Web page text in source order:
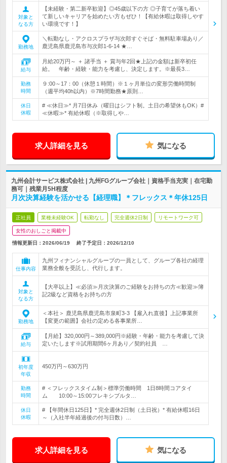
対象と
なる方
【未経験・第二新卒歓迎】◎45歳以下の方 ◎子育てが落ち着い
て新しいキャリアを始めたい方もぜひ！【有給休暇は取得しやす
い環境です！】
勤務地
＼転勤なし・アクロスプラザ与次郎すぐそば・無料駐車場あり／
鹿児島県鹿児島市与次郎1-6-14 ★…
給与
月給20万円～ ＋ 諸手当 ＋ 賞与年2回★上記の金額は新卒初任
給。 年齢・経験・能力を考慮し、決定します。※最長3…
勤務
時間
９:00～17：00（休憩１時間）※１ヶ月単位の変形労働時間制
（週平均40h以内）※7時間勤務★原則…
休日
休暇
# ≪休日≫* 月7日休み（曜日はシフト制。土日の希望休もOK）#
≪休暇≫* 有給休暇（※取得しや…
求人詳細を見る 気になる
九州会計サービス株式会社 | 九州FGグループ会社｜資格手当充実｜在宅勤
務可｜残業月5H程度
月次決算経験を活かせる【経理職】＊フレックス＊年休125日
正社員 業種未経験OK 転勤なし 完全週休2日制 リモートワーク可
女性のおしごと掲載中
情報更新日：2026/06/19 終了予定日： 2026/12/10
仕事内容
九州フィナンシャルグループの一員として、グループ各社の経理
業務全般を受託し、代行します。
対象と
なる方
【大卒以上】≪必須≫月次決算のご経験をお持ちの方≪歓迎≫簿
記2級など資格をお持ちの方
勤務地
＜本社＞ 鹿児島県鹿児島市泉町3-3 【雇入れ直後】上記事業所
【変更の範囲】会社の定める各事業所…
給与
【月給】320,000円～389,000円※経験・年齢・能力を考慮して決
定いたします※試用期間6ヶ月あり／契約社員 …
初年度
年収
450万円～630万円
勤務
時間
# ＜フレックスタイム制＞標準労働時間 1日8時間コアタイ
ム 10:00～15:00フレキシブルタ…
休日
休暇
# 【年間休日125日】* 完全週休2日制（土日祝）* 有給休暇16日
～（入社半年経過後の付与日数）…
求人詳細を見る 気になる